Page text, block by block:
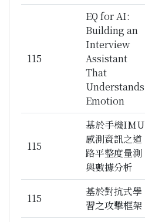
115
EQ for AI:
Building an
Interview
Assistant
That
Understands
Emotion
115
基於手機IMU
感測資訊之道
路平整度量測
與數據分析
115
基於對抗式學
習之攻擊框架